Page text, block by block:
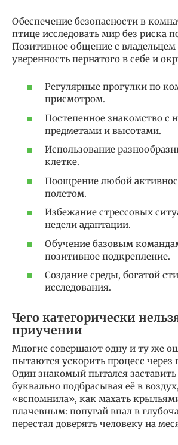
Обеспечение безопасности в
птице исследовать мир без риска
Позитивное общение с владельцем
уверенность пернатого в себе и
Регулярные прогулки по
присмотром.
Постепенное знакомство с
предметами и высотами.
Использование
клетке.
Поощрение любой
полетом.
Избежание стрессовых
недели адаптации.
Обучение базовым
позитивное подкрепление.
Создание среды, богатой
исследования.
Чего категорически
приучении
Многие совершают одну и ту же
пытаются ускорить процесс через
Один знакомый пытался заставить
буквально подбрасывая её в
«вспомнила», как махать
плачевным: попугай впал в
перестал доверять человеку на